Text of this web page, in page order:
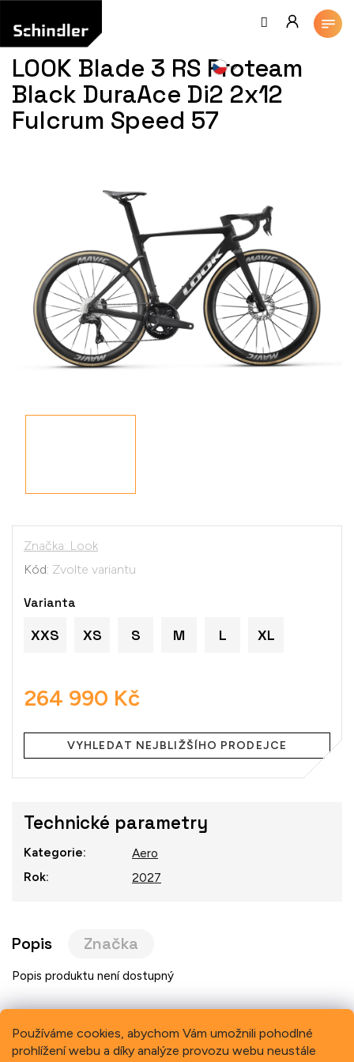
Používáme cookies, abychom Vám umožnili pohodlné
prohlížení webu a díky analýze provozu webu neustále
obsah
LOOK Blade 3 RS Proteam
Black DuraAce Di2 2x12
Fulcrum Speed 57
Značka: Look
Kód: Zvolte variantu
264 990 Kč
cena:
VYHLEDAT NEJBLIŽŠÍHO PRODEJCE
Varianta
XXS XS S M L XL
Technické parametry
Kategorie:
Aero
Rok: 2027
Popis Značka
Popis produktu není dostupný
Previous